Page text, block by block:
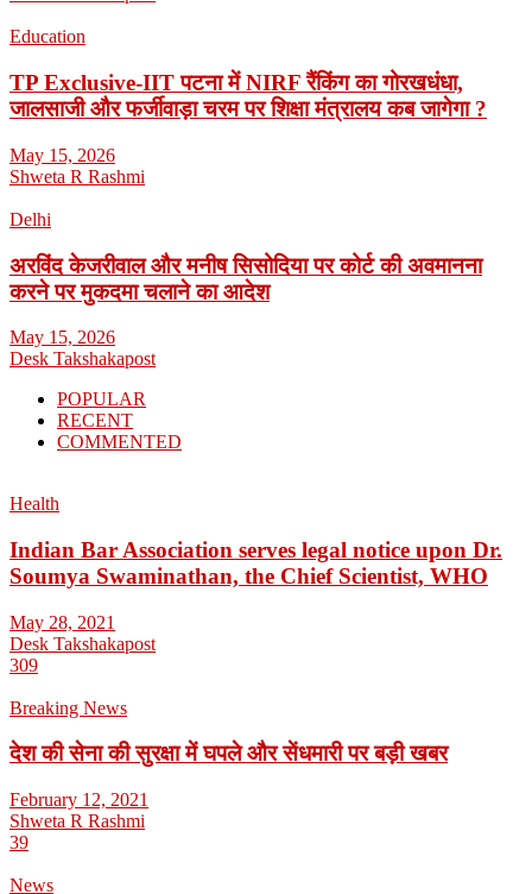
Education
TP Exclusive-IIT पटना में NIRF रैंकिंग का गोरखधंधा,
जालसाजी और फर्जीवाड़ा चरम पर शिक्षा मंत्रालय कब जागेगा ?
May 15, 2026
Shweta R Rashmi
Delhi
अरविंद केजरीवाल और मनीष सिसोदिया पर कोर्ट की अवमानना
करने पर मुकदमा चलाने का आदेश
May 15, 2026
Desk Takshakapost
POPULAR
RECENT
COMMENTED
Health
Indian Bar Association serves legal notice upon Dr.
Soumya Swaminathan, the Chief Scientist, WHO
May 28, 2021
Desk Takshakapost
309
Breaking News
देश की सेना की सुरक्षा में घपले और सेंधमारी पर बड़ी खबर
February 12, 2021
Shweta R Rashmi
39
News